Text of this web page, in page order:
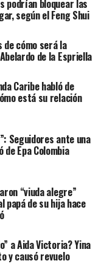
de mi
años
cosas
que él
que durante ese
juntos, y
podrían bloquear las
según el Feng Shui
de cómo será la
de la Espriella
Caribe habló de
está su relación
Seguidores ante una
Epa Colombia
“viuda alegre”
papá de su hija hace
a Aida Victoria? Yina
y causó revuelo